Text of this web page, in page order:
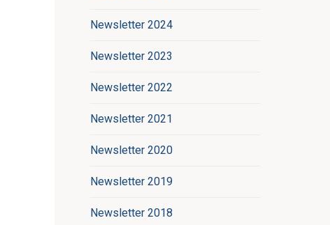
Newsletter 2024
Newsletter 2023
Newsletter 2022
Newsletter 2021
Newsletter 2020
Newsletter 2019
Newsletter 2018